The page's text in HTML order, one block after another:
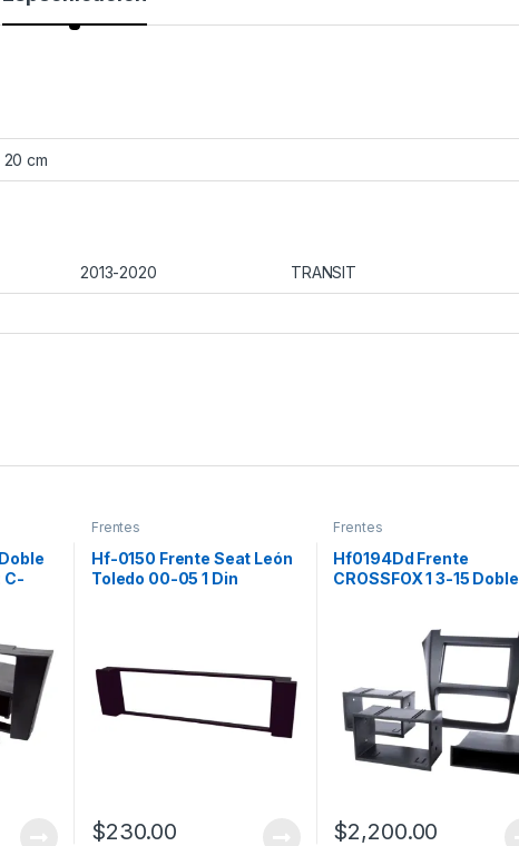
cm
2013-2020 TRANSIT
C-
Frentes
Hf-0150 Frente Seat León
Toledo 00-05 1 Din
$230.00
Frentes
Hf0194Dd Frente
CROSSFOX 1 3-15 Doble
$2,200.00